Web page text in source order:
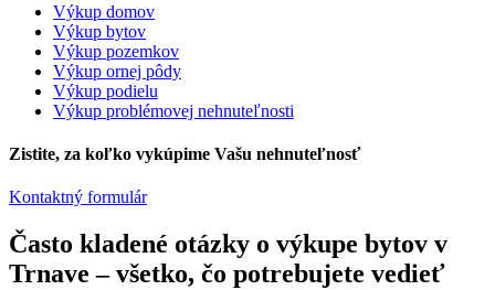
Výkup domov
Výkup bytov
Výkup pozemkov
Výkup ornej pôdy
Výkup podielu
Výkup problémovej nehnuteľnosti
Zistite, za koľko vykúpime Vašu nehnuteľnosť
Kontaktný formulár
Často kladené otázky o výkupe bytov v
Trnave – všetko, čo potrebujete vedieť